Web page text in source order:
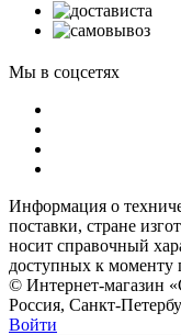
Мы в соцсетях
Информация о
поставки, стране
носит справочный
доступных к моменту
© Интернет-магазин
Россия, Санкт-
Войти